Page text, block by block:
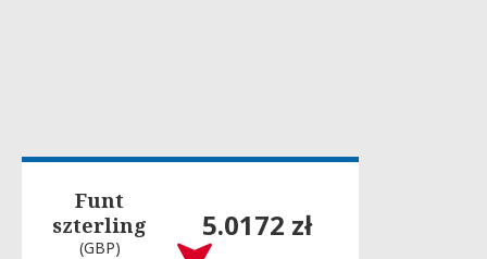
Funt
szterling
(GBP)
5.0172 zł